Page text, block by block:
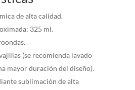
de alta calidad.
325 ml.
(se recomienda lavado
mayor duración del diseño).
sublimación de alta